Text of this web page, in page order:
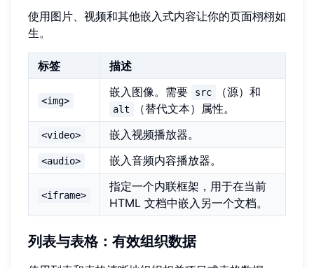
使用图片、视频和其他嵌入式内容让你的页面栩栩如
生。
标签 描述
<img>
嵌入图像。需要 src （源）和
alt （替代文本）属性。
<video> 嵌入视频播放器。
<audio> 嵌入音频内容播放器。
<iframe>
指定一个内联框架，用于在当前
HTML 文档中嵌入另一个文档。
列表与表格：有效组织数据